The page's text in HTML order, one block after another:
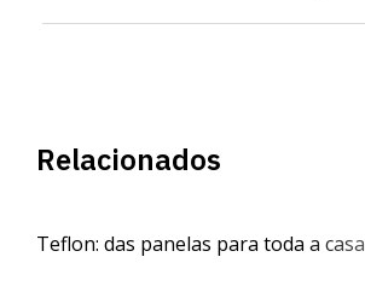
Relacionados
Teflon: das panelas para toda a casa